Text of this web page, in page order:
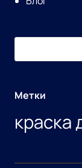
for:
Метки
краска